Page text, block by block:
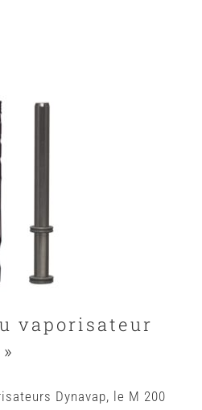
vaporisateur
Dynavap, le M 200